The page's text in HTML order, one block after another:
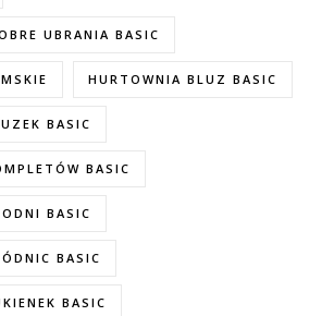
UBRANIA BASIC
HURTOWNIA BLUZ BASIC
BASIC
BASIC
BASIC
BASIC
BASIC